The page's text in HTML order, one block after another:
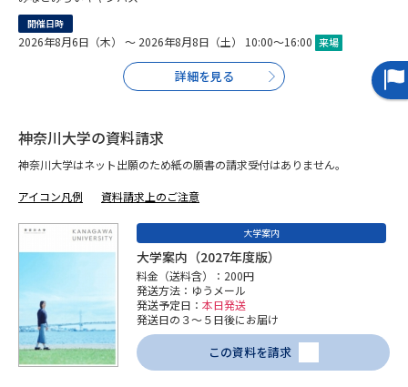
大学で学べる内容や特徴を調べる
新増設大学・学部・学科特集
国際・グローバルに強い大学特
集
デジタルパンフレット 進路の３択
（高3生用）
（高2生用）
SELFBRAND特集ページ
オープンキャンパスなどを調べる
オープンキャンパス検索 実施プログラムから探す
開催日時
2026年8月6日（木） ～ 2026年8月8日（土） 10:00～16:00 来場
詳細を見る
神奈川大学の資料請求
神奈川大学はネット出願のため紙の願書の請求受付はありません。
アイコン凡例 資料請求上のご注意
大学案内
大学案内（2027年度版）
料金（送料含）：200円
発送方法：ゆうメール
発送予定日： 本日発送
発送日の３～５日後にお届け
この資料を請求